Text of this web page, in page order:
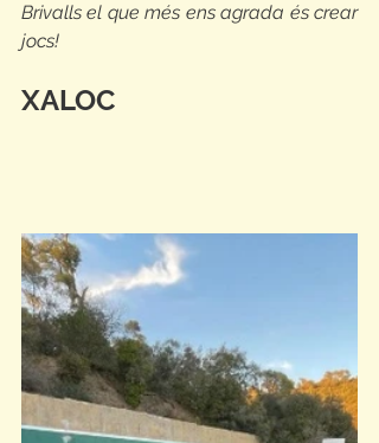
Brivalls el que més ens agrada és crear
jocs!
XALOC